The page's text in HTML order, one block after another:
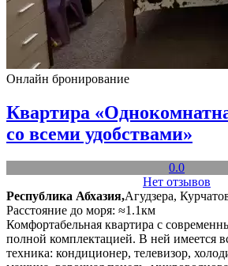
Онлайн бронирование
Квартира
со всеми удобствами»
0.0
Нет отзывов
Республика Абхазия,Агудзера,
Расстояние до моря: ≈1.1км
Комфортабельная квартира с
полной комплектацией. В ней имеется
техника: кондиционер, телевизор,